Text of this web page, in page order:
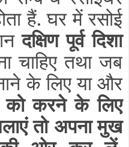
हैं. घर में रसोई
दक्षिण पूर्व दिशा
चाहिए तथा जब
के लिए या और
को करने के लिए
तो अपना मुख